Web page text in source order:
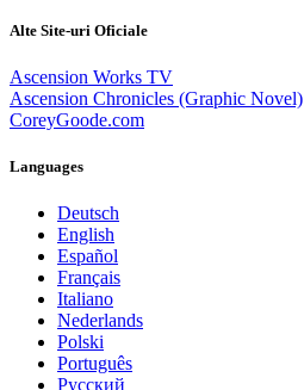
Alte Site-uri Oficiale
Ascension Works TV
Ascension Chronicles (Graphic Novel)
CoreyGoode.com
Languages
Deutsch
English
Español
Français
Italiano
Nederlands
Polski
Português
Pусский